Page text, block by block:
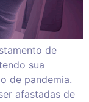
de
sua
de pandemia.
afastadas de